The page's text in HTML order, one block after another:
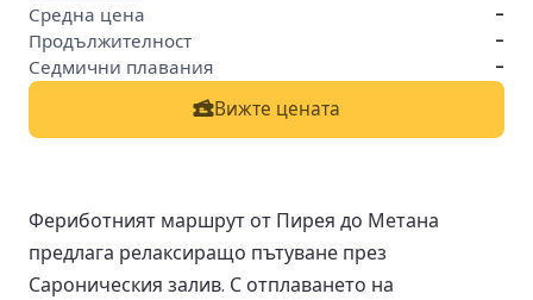
-
-
-
Вижте цената
Фериботният маршрут от Пирея до Метана
предлага релаксиращо пътуване през
Сароническия залив. С отплаването на